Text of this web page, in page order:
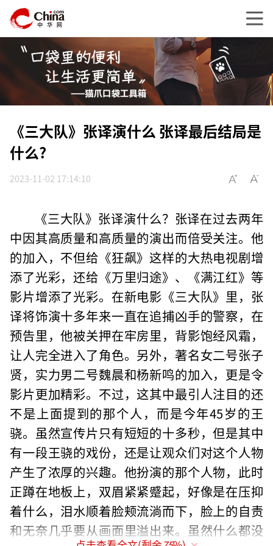
《三大队》张译演什么 张译最后结局是
什么?
2023-11-02 17:14:10
《三大队》张译演什么？张译在过去两年
中因其高质量和高质量的演出而倍受关注。他
的加入，不但给《狂飙》这样的大热电视剧增
添了光彩，还给《万里归途》、《满江红》等
影片增添了光彩。在新电影《三大队》里，张
译将饰演十多年来一直在追捕凶手的警察，在
预告里，他被关押在牢房里，背影饱经风霜，
让人完全进入了角色。另外，著名女二号张子
贤，实力男二号魏晨和杨新鸣的加入，更是令
影片更加精彩。不过，这其中最引人注目的还
不是上面提到的那个人，而是今年45岁的王
骁。虽然宣传片只有短短的十多秒，但是其中
有一段王骁的戏份，还是让观众们对这个人物
产生了浓厚的兴趣。他扮演的那个人物，此时
正蹲在地板上，双眉紧紧蹙起，好像是在压抑
着什么，泪水顺着脸颊流淌而下，脸上的自责
和无奈几乎要从画面里溢出来。虽然什么都没